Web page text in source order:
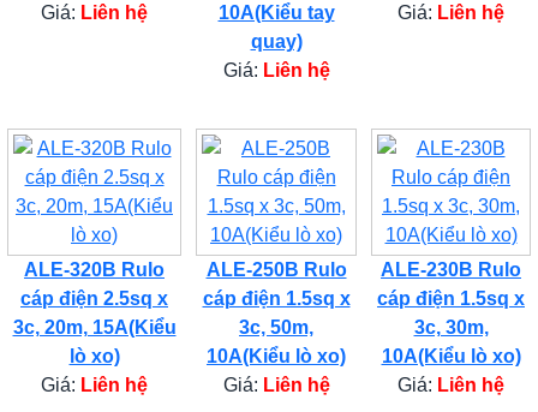
Giá: Liên hệ
10A(Kiểu tay
quay)
Giá: Liên hệ
Giá: Liên hệ
ALE-320B Rulo
cáp điện 2.5sq x
3c, 20m, 15A(Kiểu
lò xo)
Giá: Liên hệ
ALE-250B Rulo
cáp điện 1.5sq x
3c, 50m,
10A(Kiểu lò xo)
Giá: Liên hệ
ALE-230B Rulo
cáp điện 1.5sq x
3c, 30m,
10A(Kiểu lò xo)
Giá: Liên hệ